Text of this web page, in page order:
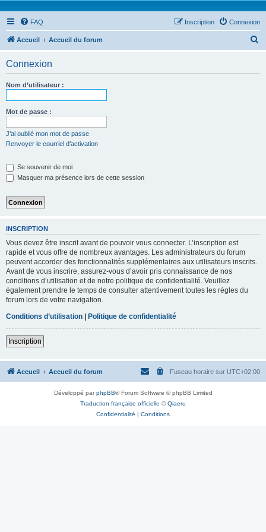
FAQ Connexion
Inscription
Accueil Accueil du forum
Connexion
Nom d’utilisateur :
Mot de passe :
J’ai oublié mon mot de passe
Renvoyer le courriel d’activation
Se souvenir de moi
Masquer ma présence lors de cette session
INSCRIPTION
Vous devez être inscrit avant de pouvoir vous connecter. L’inscription est
rapide et vous offre de nombreux avantages. Les administrateurs du forum
peuvent accorder des fonctionnalités supplémentaires aux utilisateurs inscrits.
Avant de vous inscrire, assurez-vous d’avoir pris connaissance de nos
conditions d’utilisation et de notre politique de confidentialité. Veuillez
également prendre le temps de consulter attentivement toutes les règles du
forum lors de votre navigation.
Conditions d’utilisation | Politique de confidentialité
Inscription
Accueil Accueil du forum Fuseau horaire sur UTC+02:00
Développé parphpBB® Forum Software © phpBB Limited
Traduction française officielle ©Qiaeru
Confidentialité | Conditions